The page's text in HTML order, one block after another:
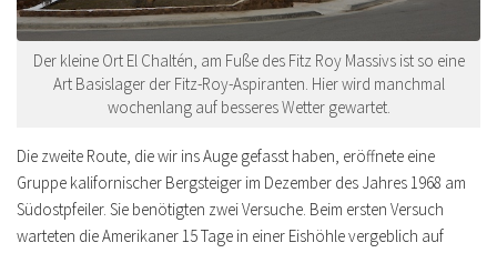
Der kleine Ort El Chaltén, am Fuße des Fitz Roy Massivs ist so eine
Art Basislager der Fitz-Roy-Aspiranten. Hier wird manchmal
wochenlang auf besseres Wetter gewartet.
Die zweite Route, die wir ins Auge gefasst haben, eröffnete eine
Gruppe kalifornischer Bergsteiger im Dezember des Jahres 1968 am
Südostpfeiler. Sie benötigten zwei Versuche. Beim ersten Versuch
warteten die Amerikaner 15 Tage in einer Eishöhle vergeblich auf